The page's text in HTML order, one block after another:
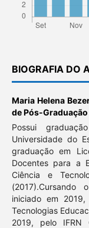
BIOGRAFIA DO
Maria Helena
de Pós-
Possui
Universidade do
graduação em
Docentes para a
Ciência e
(2017).Cursando
iniciado em 2019,
Tecnologias
2019, pelo IFRN